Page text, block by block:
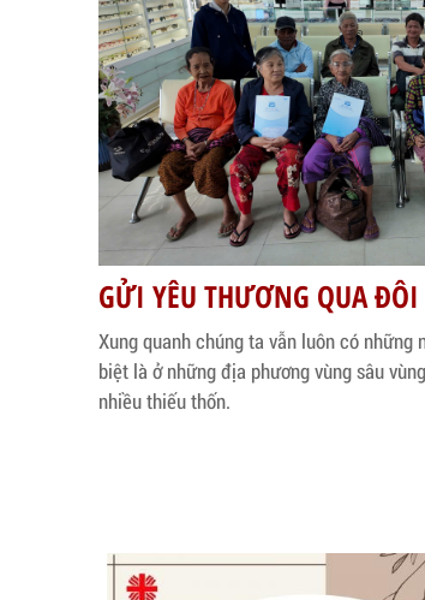
GỬI YÊU THƯƠNG QUA
Xung quanh chúng ta vẫn luôn có
biệt là ở những địa phương vùng sâu
nhiều thiếu thốn.